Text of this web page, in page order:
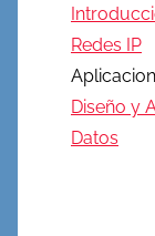
Redes IP
Diseño y
Datos